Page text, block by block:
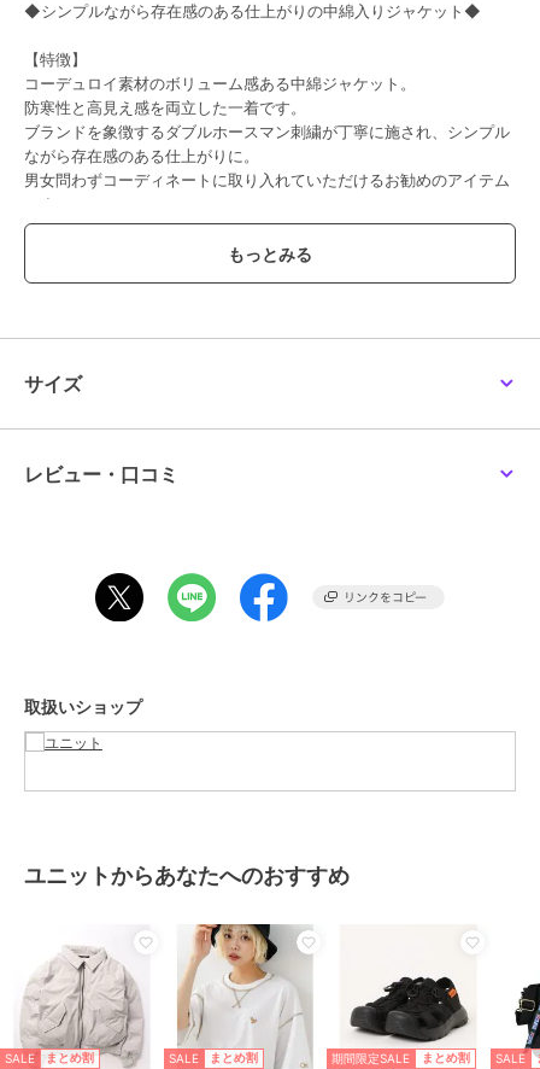
◆シンプルながら存在感のある仕上がりの中綿入りジャケット◆
【特徴】
コーデュロイ素材のボリューム感ある中綿ジャケット。
防寒性と高見え感を両立した一着です。
ブランドを象徴するダブルホースマン刺繍が丁寧に施され、シンプル
ながら存在感のある仕上がりに。
男女問わずコーディネートに取り入れていただけるお勧めのアイテム
です。
インナーにパーカーやスウェットを合わせてストリートライクに！
プルにまとめるのがお勧めです。
U.S.POLO ASSN.（ユーエスポロアッスン）とはUnited States Polo
米国を中心にバッグやアパレル、腕時計他幅広い商品展開を行ってお
り、世界150カ国、公式ショップ1000店舗以上で販売が行われていま
商品カテゴリ
アウター・ジャケット・コート
性別タイプ
メンズ
／ダウンジャケット・ダウンコ
ート（中綿含む）
レディース
アウター・ジャケット・コート
／
ダウンジャケット・ダウンコ
ート（中綿含む）
サイズ
レビュー・口コミ
取扱いショップ
ユニットからあなたへのおすすめ
SALE まとめ割 SALE まとめ割 期間限定SALE まとめ割 SALE